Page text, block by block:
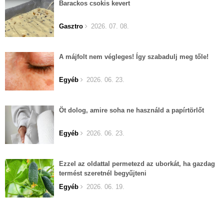
Barackos csokis kevert
Gasztro 2026. 07. 08.
A májfolt nem végleges! Így szabadulj meg tőle!
Egyéb 2026. 06. 23.
Öt dolog, amire soha ne használd a papírtörlőt
Egyéb 2026. 06. 23.
Ezzel az oldattal permetezd az uborkát, ha gazdag
termést szeretnél begyűjteni
Egyéb
2026. 06. 19.